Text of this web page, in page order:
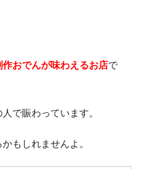
作おでんが味わえるお店で
で賑わっています。
もしれませんよ。